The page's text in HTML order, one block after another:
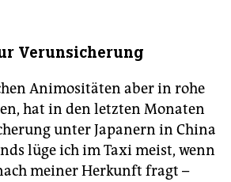
Verunsicherung
Animositäten aber in rohe
hat in den letzten Monaten
unter Japanern in China
lüge ich im Taxi meist, wenn
meiner Herkunft fragt –